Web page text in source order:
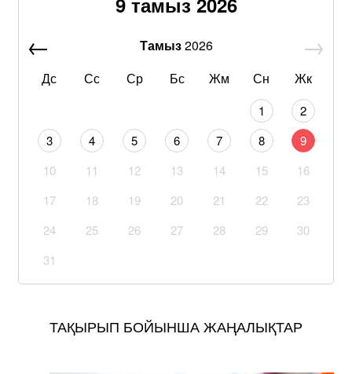
Тамыз2026
Дс
Сс Ср Бс Жм Сн Жк
1
2
3
4 5 6 7 8
9
10
11 12 13 14 15
16
17
18 19 20 21 22
23
24
25 26 27 28 29
30
31
ТАҚЫРЫП БОЙЫНША ЖАҢАЛЫҚТАР